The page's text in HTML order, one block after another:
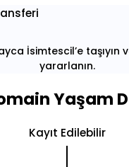
İsimtescil’e
yararlanın.
Yaşam
Kayıt Edilebilir